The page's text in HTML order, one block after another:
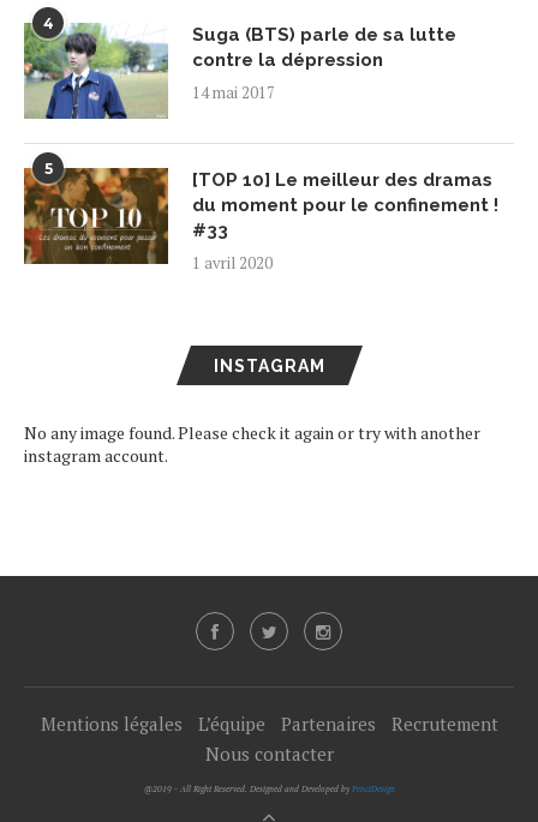
4
Suga (BTS) parle de sa lutte
contre la dépression
14 mai 2017
5
[TOP 10] Le meilleur des dramas
du moment pour le confinement !
#33
1 avril 2020
INSTAGRAM
No any image found. Please check it again or try with another
instagram account.
Mentions légales L’équipe Partenaires
Recrutement
Nous contacter
@2019 - All Right Reserved. Designed and Developed by PenciDesign